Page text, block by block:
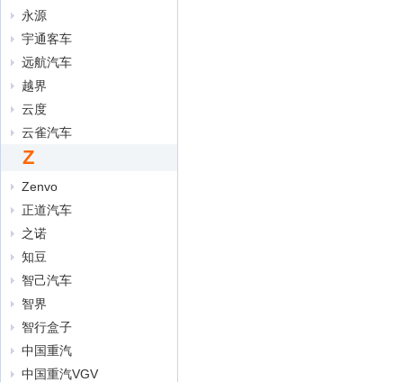
永源
宇通客车
远航汽车
越界
云度
云雀汽车
Z
Zenvo
正道汽车
之诺
知豆
智己汽车
智界
智行盒子
中国重汽
中国重汽VGV